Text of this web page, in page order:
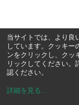
当サイトでは、より良
しています。クッキー
ンをクリックし、クッ
リックしてください。
認ください。
詳細を見る ...